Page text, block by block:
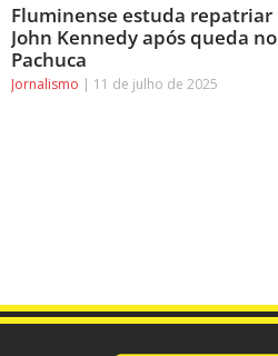
Fluminense estuda repatriar
John Kennedy após queda no
Pachuca
Jornalismo 11 de julho de 2025